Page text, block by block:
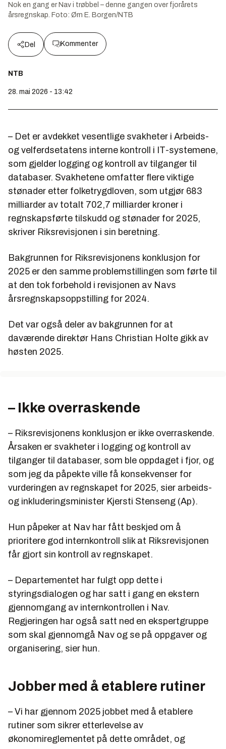
Nok en gang er Nav i trøbbel – denne gangen over fjorårets
årsregnskap. Foto: Ørn E. Borgen/NTB
Del Kommenter
NTB
28. mai 2026 - 13:42
– Det er avdekket vesentlige svakheter i Arbeids-
og velferdsetatens interne kontroll i IT-systemene,
som gjelder logging og kontroll av tilganger til
databaser. Svakhetene omfatter flere viktige
stønader etter folketrygdloven, som utgjør 683
milliarder av totalt 702,7 milliarder kroner i
regnskapsførte tilskudd og stønader for 2025,
skriver Riksrevisjonen i sin beretning.
Bakgrunnen for Riksrevisjonens konklusjon for
2025 er den samme problemstillingen som førte til
at den tok forbehold i revisjonen av Navs
årsregnskapsoppstilling for 2024.
Det var også deler av bakgrunnen for at
daværende direktør Hans Christian Holte gikk av
høsten 2025.
– Ikke overraskende
– Riksrevisjonens konklusjon er ikke overraskende.
Årsaken er svakheter i logging og kontroll av
tilganger til databaser, som ble oppdaget i fjor, og
som jeg da påpekte ville få konsekvenser for
vurderingen av regnskapet for 2025, sier arbeids-
og inkluderingsminister Kjersti Stenseng (Ap).
Hun påpeker at Nav har fått beskjed om å
prioritere god internkontroll slik at Riksrevisjonen
får gjort sin kontroll av regnskapet.
– Departementet har fulgt opp dette i
styringsdialogen og har satt i gang en ekstern
gjennomgang av internkontrollen i Nav.
Regjeringen har også satt ned en ekspertgruppe
som skal gjennomgå Nav og se på oppgaver og
organisering, sier hun.
Jobber med å etablere rutiner
– Vi har gjennom 2025 jobbet med å etablere
rutiner som sikrer etterlevelse av
økonomireglementet på dette området, og